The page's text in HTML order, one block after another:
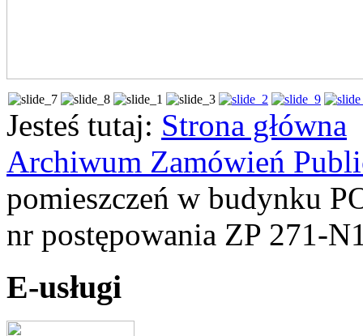
Jesteś tutaj: Strona główna
Archiwum Zamówień
pomieszczeń w budynku
nr postępowania ZP 271-
E-usługi